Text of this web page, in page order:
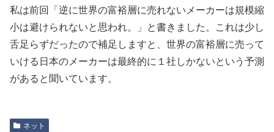
私は前回「逆に世界の富裕層に売れないメーカーは規模縮
小は避けられないと思われ。」と書きました。これは少し
舌足らずだったので補足しますと、世界の富裕層に売って
いける日本のメーカーは最終的に１社しかないという予測
があると聞いています。
ネット